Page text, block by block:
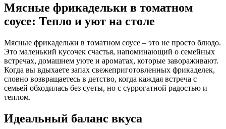
Мясные фрикадельки в томатном
соусе: Тепло и уют на столе
Мясные фрикадельки в томатном соусе – это не просто блюдо.
Это маленький кусочек счастья, напоминающий о семейных
встречах, домашнем уюте и ароматах, которые завораживают.
Когда вы вдыхаете запах свежеприготовленных фрикаделек,
словно возвращаетесь в детство, когда каждая встреча с
семьей обходилась без суеты, но с суррогатной радостью и
теплом.
Идеальный баланс вкуса